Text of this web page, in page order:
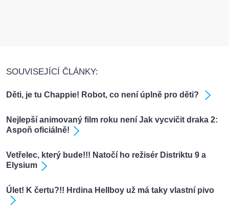
SOUVISEJÍCÍ ČLÁNKY:
Děti, je tu Chappie! Robot, co není úplně pro děti?
Nejlepší animovaný film roku není Jak vycvičit draka 2:
Aspoň oficiálně!
Vetřelec, který bude!!! Natočí ho režisér Distriktu 9 a
Elysium
Úlet! K čertu?!! Hrdina Hellboy už má taky vlastní pivo